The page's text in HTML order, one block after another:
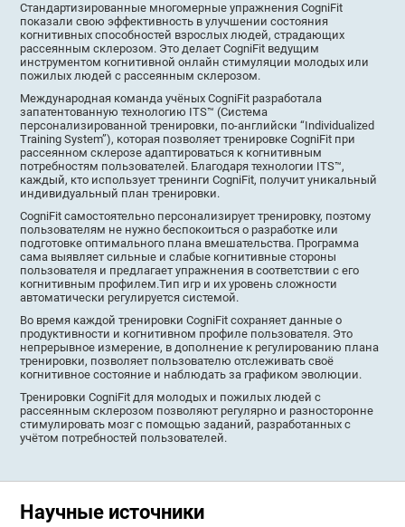
Стандартизированные многомерные упражнения CogniFit
показали свою эффективность в улучшении состояния
когнитивных способностей взрослых людей, страдающих
рассеянным склерозом. Это делает CogniFit ведущим
инструментом когнитивной онлайн стимуляции молодых или
пожилых людей с рассеянным склерозом.
Международная команда учёных CogniFit разработала
запатентованную технологию ITS™ (Система
персонализированной тренировки, по-английски “Individualized
Training System”), которая позволяет тренировке CogniFit при
рассеянном склерозе адаптироваться к когнитивным
потребностям пользователей. Благодаря технологии ITS™,
каждый, кто использует тренинги CogniFit, получит уникальный
индивидуальный план тренировки.
CogniFit самостоятельно персонализирует тренировку, поэтому
пользователям не нужно беспокоиться о разработке или
подготовке оптимального плана вмешательства. Программа
сама выявляет сильные и слабые когнитивные стороны
пользователя и предлагает упражнения в соответствии с его
когнитивным профилем.Тип игр и их уровень сложности
автоматически регулируется системой.
Во время каждой тренировки CogniFit сохраняет данные о
продуктивности и когнитивном профиле пользователя. Это
непрерывное измерение, в дополнение к регулированию плана
тренировки, позволяет пользователю отслеживать своё
когнитивное состояние и наблюдать за графиком эволюции.
Тренировки CogniFit для молодых и пожилых людей с
рассеянным склерозом позволяют регулярно и разносторонне
стимулировать мозг с помощью заданий, разработанных с
учётом потребностей пользователей.
Научные источники